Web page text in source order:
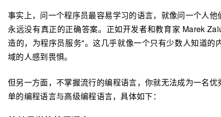
事实上， 问一个程序员最容易学习的语言，就像问一个人
永远没有真正的正确答案。正如开发者和教育家 Marek
造的，为程序员服务"。这几乎就像一个只有少数人知道
域的人感到畏惧。
但另一方面，不掌握流行的编程语言，你就无法成为一名
单的编程语言与高级编程语言，具体如下：